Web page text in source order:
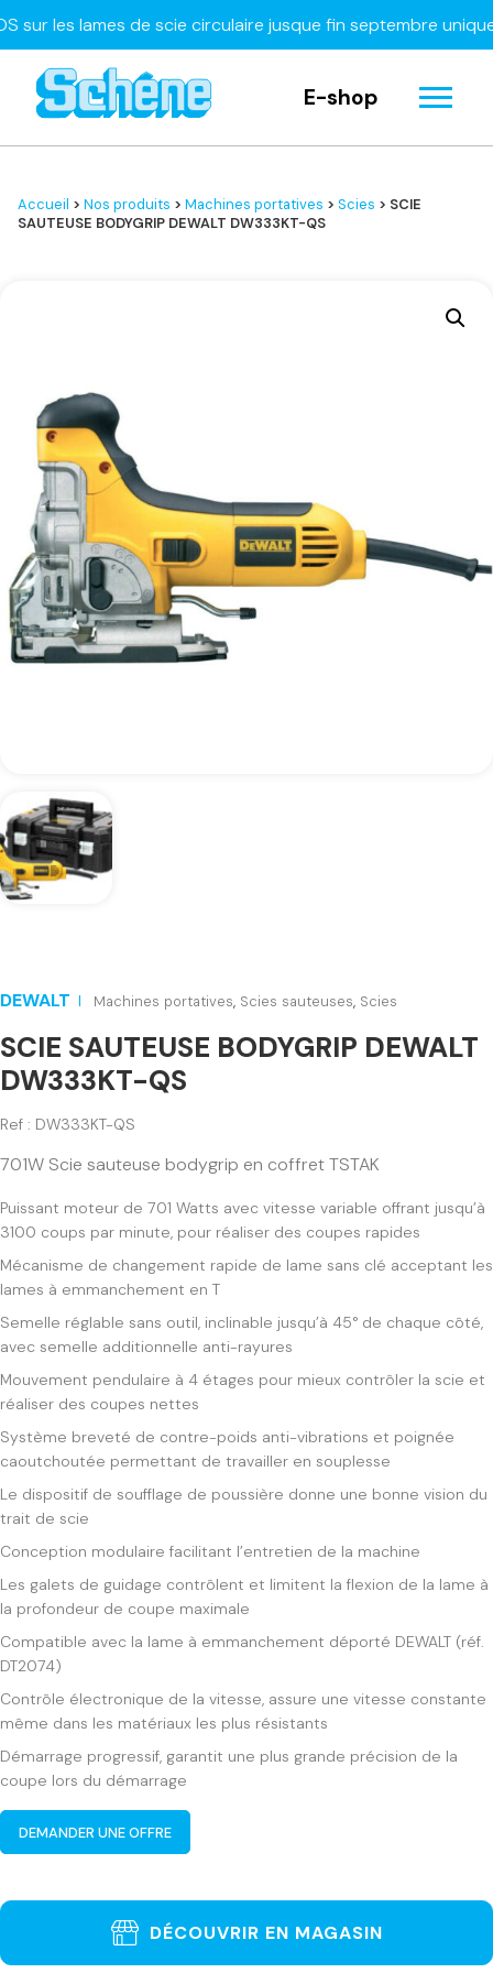
les lames de scie circulaire jusque fin septembre
E-shop
Accueil > Nos produits > Machines portatives > Scies > SCIE
SAUTEUSE BODYGRIP DEWALT DW333KT-QS
DEWALT Machines portatives, Scies sauteuses, Scies
SCIE SAUTEUSE BODYGRIP DEWALT
DW333KT-QS
Ref : DW333KT-QS
701W Scie sauteuse bodygrip en coffret TSTAK
Puissant moteur de 701 Watts avec vitesse variable offrant jusqu’à
3100 coups par minute, pour réaliser des coupes rapides
Mécanisme de changement rapide de lame sans clé acceptant les
lames à emmanchement en T
Semelle réglable sans outil, inclinable jusqu’à 45° de chaque côté,
avec semelle additionnelle anti-rayures
Mouvement pendulaire à 4 étages pour mieux contrôler la scie et
réaliser des coupes nettes
Système breveté de contre-poids anti-vibrations et poignée
caoutchoutée permettant de travailler en souplesse
Le dispositif de soufflage de poussière donne une bonne vision du
trait de scie
Conception modulaire facilitant l’entretien de la machine
Les galets de guidage contrôlent et limitent la flexion de la lame à
la profondeur de coupe maximale
Compatible avec la lame à emmanchement déporté DEWALT (réf.
DT2074)
Contrôle électronique de la vitesse, assure une vitesse constante
même dans les matériaux les plus résistants
Démarrage progressif, garantit une plus grande précision de la
coupe lors du démarrage
DEMANDER UNE OFFRE
DÉCOUVRIR EN MAGASIN